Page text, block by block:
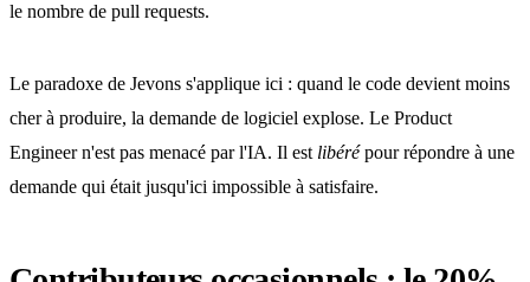
le nombre de pull requests.
Le paradoxe de Jevons s'applique ici : quand le code devient moins
cher à produire, la demande de logiciel explose. Le Product
Engineer n'est pas menacé par l'IA. Il est libérépour répondre à une
demande qui était jusqu'ici impossible à satisfaire.